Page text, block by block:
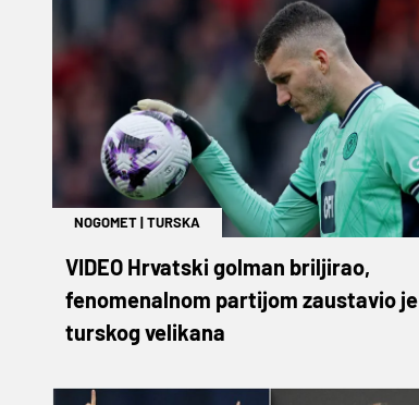
NOGOMET|TURSKA
VIDEO Hrvatski golman briljirao,
fenomenalnom partijom zaustavio je
turskog velikana